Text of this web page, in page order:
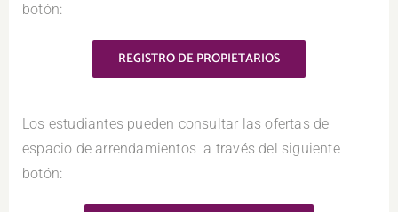
botón:
REGISTRO DE PROPIETARIOS
Los estudiantes pueden consultar las ofertas de
espacio de arrendamientos a través del siguiente
botón: